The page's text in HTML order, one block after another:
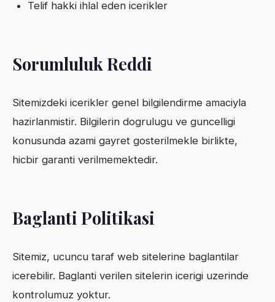
Telif hakki ihlal eden icerikler
Sorumluluk Reddi
Sitemizdeki icerikler genel bilgilendirme amaciyla
hazirlanmistir. Bilgilerin dogrulugu ve guncelligi
konusunda azami gayret gosterilmekle birlikte,
hicbir garanti verilmemektedir.
Baglanti Politikasi
Sitemiz, ucuncu taraf web sitelerine baglantilar
icerebilir. Baglanti verilen sitelerin icerigi uzerinde
kontrolumuz yoktur.